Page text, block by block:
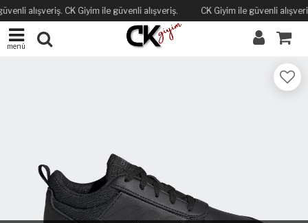
alışveriş. CK Giyim ile güvenli alışveriş. CK Giyim ile güvenli
menü